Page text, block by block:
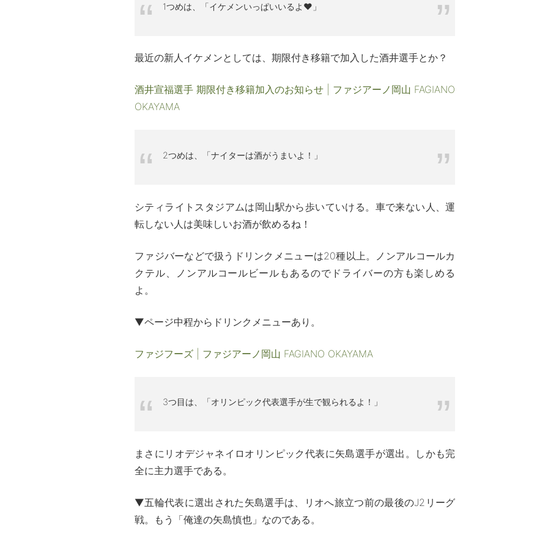
1つめは、「イケメンいっぱいいるよ❤」
最近の新人イケメンとしては、期限付き移籍で加入した酒井選手とか？
酒井宣福選手 期限付き移籍加入のお知らせ | ファジアーノ岡山 FAGIANO
OKAYAMA
2つめは、「ナイターは酒がうまいよ！」
シティライトスタジアムは岡山駅から歩いていける。車で来ない人、運
転しない人は美味しいお酒が飲めるね！
ファジバーなどで扱うドリンクメニューは20種以上。ノンアルコールカ
クテル、ノンアルコールビールもあるのでドライバーの方も楽しめる
よ。
▼ページ中程からドリンクメニューあり。
ファジフーズ | ファジアーノ岡山 FAGIANO OKAYAMA
3つ目は、「オリンピック代表選手が生で観られるよ！」
まさにリオデジャネイロオリンピック代表に矢島選手が選出。しかも完
全に主力選手である。
▼五輪代表に選出された矢島選手は、リオへ旅立つ前の最後のJ2リーグ
戦。もう「俺達の矢島慎也」なのである。